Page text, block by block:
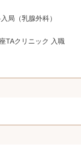
局（乳腺外科）
TAクリニック 入職